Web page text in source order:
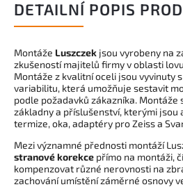
DETAILNÍ POPIS
Montáže Luszczek jsou vyrobeny na
zkušeností majitelů firmy v oblasti
Montáže z kvalitní oceli jsou vyvinuty
variabilitu, která umožňuje sestavit
podle požadavků zákazníka. Montáže
základny a příslušenství, kterými jsou
termize, oka, adaptéry pro Zeiss a
Mezi významné přednosti montáží
stranové korekce přímo na montáži,
kompenzovat různé nerovnosti na
zachování umístění záměrné osnovy